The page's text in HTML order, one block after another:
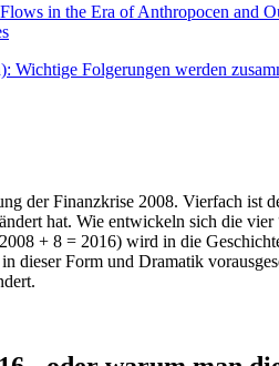
in the Era of Anthropocen and
Wichtige Folgerungen werden
der Finanzkrise 2008. Vierfach
hat. Wie entwickeln sich die
+ 8 = 2016) wird in die
dieser Form und Dramatik